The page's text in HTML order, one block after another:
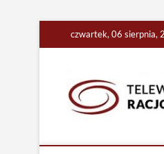
czwartek, 06 sierpnia,